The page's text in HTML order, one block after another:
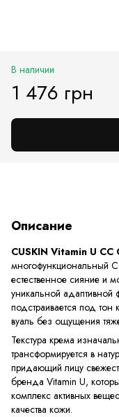
В наличии
1 476 грн
Описание
CUSKIN Vitamin U CC
многофункциональный
естественное сияние и
уникальной адаптивной
подстраивается под
вуаль без ощущения
Текстура крема
трансформируется в
придающий лицу
бренда Vitamin U,
комплекс активных
качества кожи.